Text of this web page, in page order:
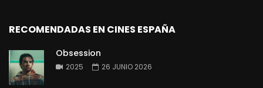
RECOMENDADAS EN CINES ESPAÑA
Obsession
2025 26 JUNIO 2026